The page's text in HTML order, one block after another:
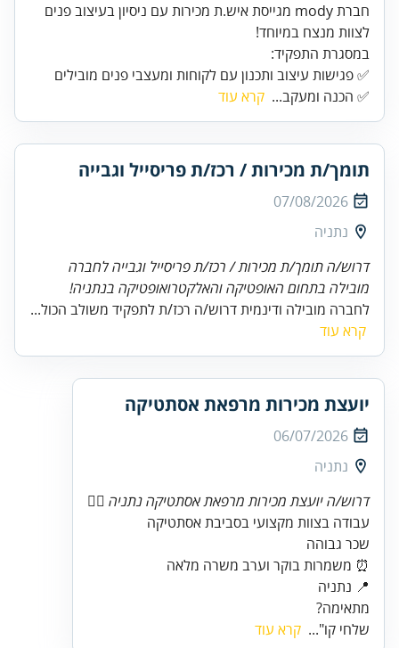
חברת mody מגייסת איש.ת מכירות עם ניסיון בעיצוב פנים
✅ פגישות עיצוב ותכנון עם לקוחות ומעצבי פנים מובילים
✅ הכנה ומעקב... קרא עוד
תומך/ת מכירות / רכז/ת פריסייל וגבייה
07/08/2026
נתניה
דרוש/ה תומך/ת מכירות / רכז/ת פריסייל וגבייה לחברה
מובילה בתחום האופטיקה והאלקטרואופטיקה בנתניה!
לחברה מובילה ודינמית דרוש/ה רכז/ת לתפקיד משולב הכול...
קרא עוד
יועצת מכירות מרפאת אסתטיקה
06/07/2026
נתניה
דרוש/ה יועצת מכירות מרפאת אסתטיקה נתניה 💆‍♀️
מתאימה?
שלחי קו"... קרא עוד